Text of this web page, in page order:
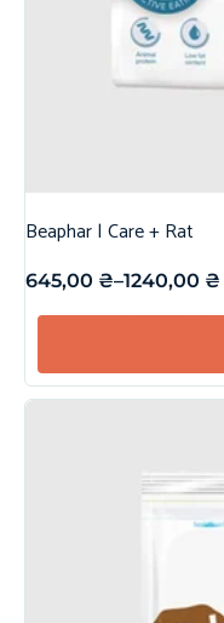
Beaphar | Care + Rat
645,00 ₴–1240,00 ₴